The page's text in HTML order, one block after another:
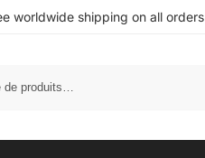
worldwide shipping on all orders